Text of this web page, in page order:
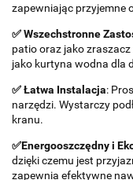
zapewniając przyjemne
✅ Wszechstronne
patio oraz jako
jako kurtyna wodna dla
✅ Łatwa Instalacja:
narzędzi. Wystarczy
kranu.
✅Energooszczędny i
dzięki czemu jest
zapewnia efektywne